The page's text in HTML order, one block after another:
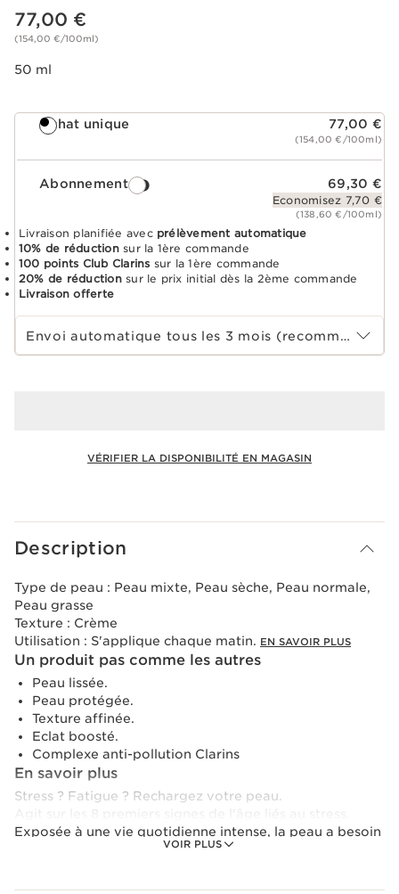
Nouveau prix 77,00 €
77,00 €
(154,00 €/100ml)
50 ml
Achat unique 77,00 €
(154,00 €/100ml)
Abonnement 69,30 €
Economisez 7,70 €
(138,60 €/100ml)
Livraison planifiée avec prélèvement automatique
10% de réductionsur la 1ère commande
100 points Club Clarins sur la 1ère commande
20% de réductionsur le prix initial dès la 2ème commande
Livraison offerte
Choisir la période d''abonnement
Envoi automatique tous les 3 mois (recommandé)
VÉRIFIER LA DISPONIBILITÉ EN MAGASIN
Description
VOIR PLUS
Type de peau : Peau mixte, Peau sèche, Peau normale,
Peau grasse
Texture : Crème
Utilisation : S'applique chaque matin. EN SAVOIR PLUS
Un produit pas comme les autres
Peau lissée.
Peau protégée.
Texture affinée.
Eclat boosté.
Complexe anti-pollution Clarins
En savoir plus
Stress ? Fatigue ? Rechargez votre peau.
Agit sur les 8 premiers signes de l'âge liés au stress.
Exposée à une vie quotidienne intense, la peau a besoin
de maintenir son niveau d’énergie et de résistance tout